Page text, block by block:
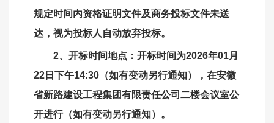
规定时间内资格证明文件及商务投标文件未送
达，视为投标人自动放弃投标。
2、开标时间地点：开标时间为2026年01月
22日下午14:30 （如有变动另行通知），在安徽
省新路建设工程集团有限责任公司二楼会议室公
开进行（如有变动另行通知）。